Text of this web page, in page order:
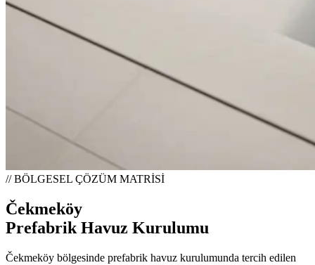
// BÖLGESEL ÇÖZÜM MATRİSİ
Čekmeköy
Prefabrik Havuz Kurulumu
Čekmeköy bölgesinde prefabrik havuz kurulumunda tercih edilen